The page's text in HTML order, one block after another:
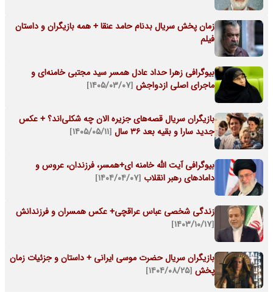
زمان پخش سریال بدنام حامد عنقا + همه بازیگران و داستان
فیلم
بیوگرافی زهرا حداد عادل همسر سید مجتبی خامنه‌ای و
ماجرای اصلی ازدواجش [۱۴۰۵/۰۳/۰۷]
بازیگران سریال قصه‌های جزیره الان چه شکلی‌اند؟ + عکس
جدید سارا و بقیه بعد 36 سال
[۱۴۰۵/۰۵/۱۱]
بیوگرافی آیت الله خامنه ای+همسر، فرزندان، عروس و
دامادهای رهبر انقلاب [۱۴۰۴/۰۴/۰۷]
زندگی شخصی عباس عراقچی+ عکس همسران و فرزندانش
[۱۴۰۳/۱۰/۱۷]
بازیگران سریال حضرت موسی ایرانی + داستان و جزئیات زمان
پخش [۱۴۰۴/۰۸/۲۵]